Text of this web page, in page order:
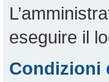
eseguire il
Condizioni